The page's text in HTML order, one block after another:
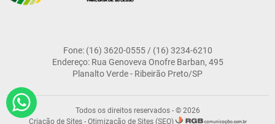
Fone: (16) 3620-0555 / (16) 3234-6210
Endereço: Rua Genoveva Onofre Barban, 495
Planalto Verde - Ribeirão Preto/SP
Todos os direitos reservados - © 2026
Criação de Sites- Otimização de Sites (SEO)